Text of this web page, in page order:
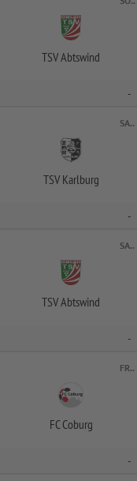
TSV Abtswind
-
SA..
TSV Karlburg
-
SA..
TSV Abtswind
-
FR..
FC Coburg
-